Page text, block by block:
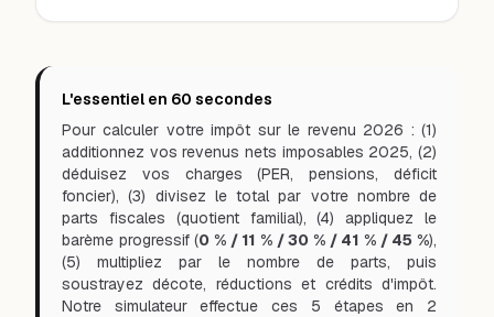
L'essentiel en 60 secondes
Pour calculer votre impôt sur le revenu 2026 : (1)
additionnez vos revenus nets imposables 2025, (2)
déduisez vos charges (PER, pensions, déficit
foncier), (3) divisez le total par votre nombre de
parts fiscales (quotient familial), (4) appliquez le
barème progressif (0 % / 11 % / 30 % / 41 % / 45 %),
(5) multipliez par le nombre de parts, puis
soustrayez décote, réductions et crédits d'impôt.
Notre simulateur effectue ces 5 étapes en 2